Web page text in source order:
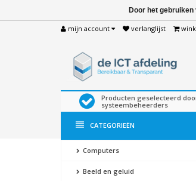
mijn account verlanglijst
Producten geselecteerd
systeembeheerders
CATEGORIEËN
Computers
Beeld en geluid
Door het